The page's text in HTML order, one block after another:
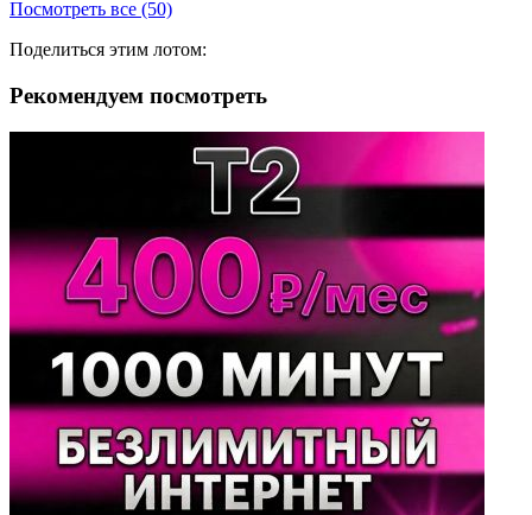
Посмотреть все (50)
Поделиться этим лотом:
Рекомендуем посмотреть